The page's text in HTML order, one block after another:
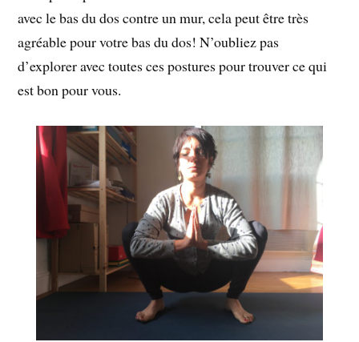
avec le bas du dos contre un mur, cela peut être très
agréable pour votre bas du dos! N’oubliez pas
d’explorer avec toutes ces postures pour trouver ce qui
est bon pour vous.